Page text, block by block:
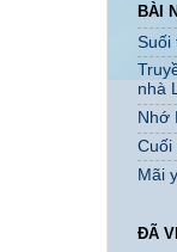
BÀI
Suối
nhà
Nhớ
Cuối
Mãi
ĐÃ